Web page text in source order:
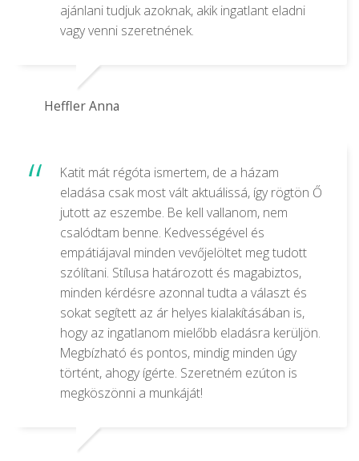
ajánlani tudjuk azoknak, akik ingatlant eladni
vagy venni szeretnének.
Heffler Anna
Katit mát régóta ismertem, de a házam
eladása csak most vált aktuálissá, így rögtön Ő
jutott az eszembe. Be kell vallanom, nem
csalódtam benne. Kedvességével és
empátiájaval minden vevőjelöltet meg tudott
szólítani. Stílusa határozott és magabiztos,
minden kérdésre azonnal tudta a választ és
sokat segített az ár helyes kialakításában is,
hogy az ingatlanom mielőbb eladásra kerüljön.
Megbízható és pontos, mindig minden úgy
történt, ahogy ígérte. Szeretném ezúton is
megköszönni a munkáját!